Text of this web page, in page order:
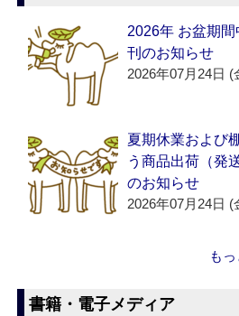
2026年 お盆期間
刊のお知らせ
2026年07月24日 (
夏期休業および
う商品出荷（発
のお知らせ
2026年07月24日 (
も
書籍・電子メディア